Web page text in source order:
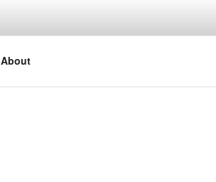
About